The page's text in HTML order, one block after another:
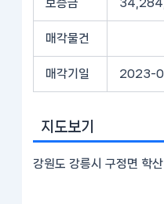
보증금
매각물건
매각기일 2023-
지도보기
강원도 강릉시 구정면 학